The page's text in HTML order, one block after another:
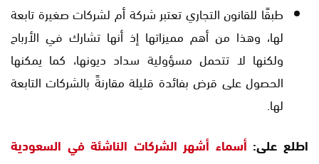
طبقًا للقانون التجاري تعتبر شركة أم لشركات صغيرة تابعة
لها، وهذا من أهم مميزاتها إذ أنها تشارك في الأرباح
ولكنها لا تتحمل مسؤولية سداد ديونها، كما يمكنها
الحصول على قرض بفائدة قليلة مقارنةً بالشركات التابعة
لها.
اطلع على:أسماء أشهر الشركات الناشئة في السعودية